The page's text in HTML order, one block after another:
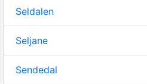
Seldalen
Seljane
Sendedal